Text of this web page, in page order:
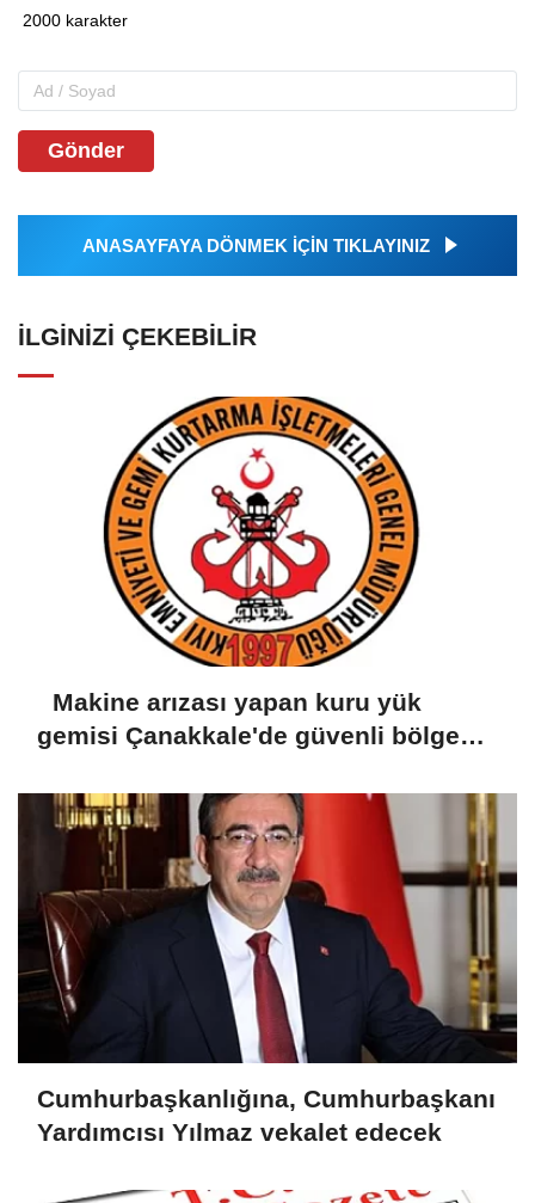
Gönder
ANASAYFAYA DÖNMEK İÇİN TIKLAYINIZ
İLGINIZI ÇEKEBILIR
Makine arızası yapan kuru yük
gemisi Çanakkale'de güvenli bölgeye
Cumhurbaşkanlığına, Cumhurbaşkanı
Yardımcısı Yılmaz vekalet edecek